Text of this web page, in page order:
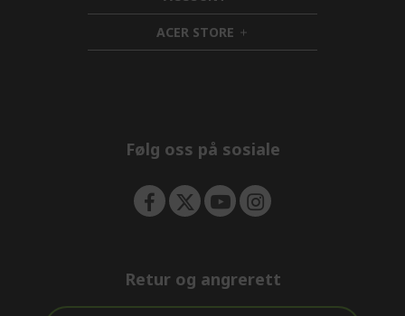
n d
e
n
i
d
d
ACER STORE h
i
Følg oss på sosiale
Retur og angrerett